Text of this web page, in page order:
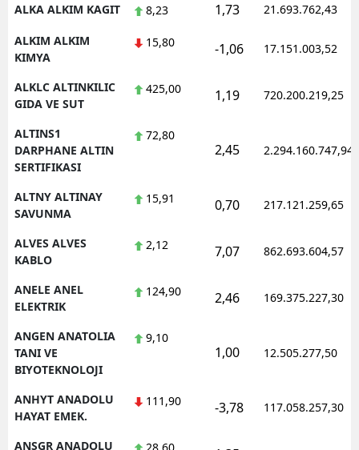
Ardahan
Iğdır
Karabük
Düzce
ALKA ALKIM KAGIT 8,23 1,73 21.693.762,43
ALKIM ALKIM
KIMYA
15,80 -1,06 17.151.003,52
ALKLC ALTINKILIC
GIDA VE SUT
425,00 1,19 720.200.219,25
ALTINS1
DARPHANE ALTIN
SERTIFIKASI
72,80
2,45 2.294.160.747,94
ALTNY ALTINAY
SAVUNMA
15,91 0,70 217.121.259,65
ALVES ALVES
KABLO
2,12 7,07 862.693.604,57
ANELE ANEL
ELEKTRIK
124,90 2,46 169.375.227,30
ANGEN ANATOLIA
TANI VE
BIYOTEKNOLOJI
9,10
1,00 12.505.277,50
ANHYT ANADOLU
HAYAT EMEK.
111,90 -3,78 117.058.257,30
ANSGR ANADOLU